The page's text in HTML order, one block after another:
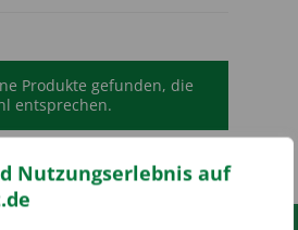
Nutzungserlebnis auf
Produkte gefunden, die
entsprechen.